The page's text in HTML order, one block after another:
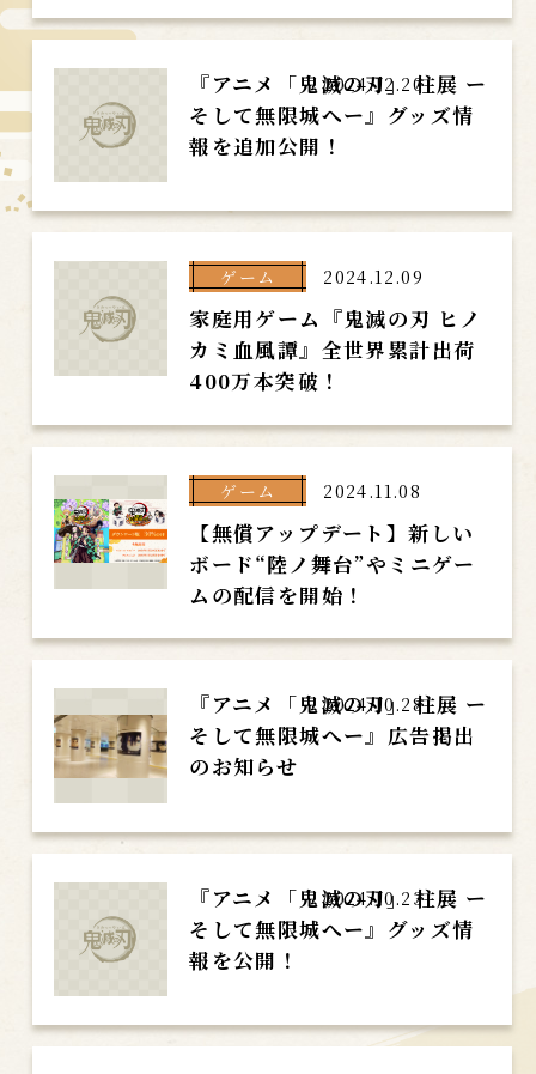
『アニメ「鬼滅の刃」 柱展 ー
そして無限城へー』グッズ情
報を追加公開！
2024.12.20
ゲーム
家庭用ゲーム『鬼滅の刃 ヒノ
カミ血風譚』全世界累計出荷
400万本突破！
2024.12.09
ゲーム
【無償アップデート】新しい
ボード“陸ノ舞台”やミニゲー
ムの配信を開始！
2024.11.08
『アニメ「鬼滅の刃」 柱展 ー
そして無限城へー』広告掲出
のお知らせ
2024.10.28
『アニメ「鬼滅の刃」 柱展 ー
そして無限城へー』グッズ情
報を公開！
2024.10.23